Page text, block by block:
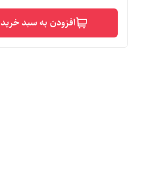
افزودن به سبد خرید